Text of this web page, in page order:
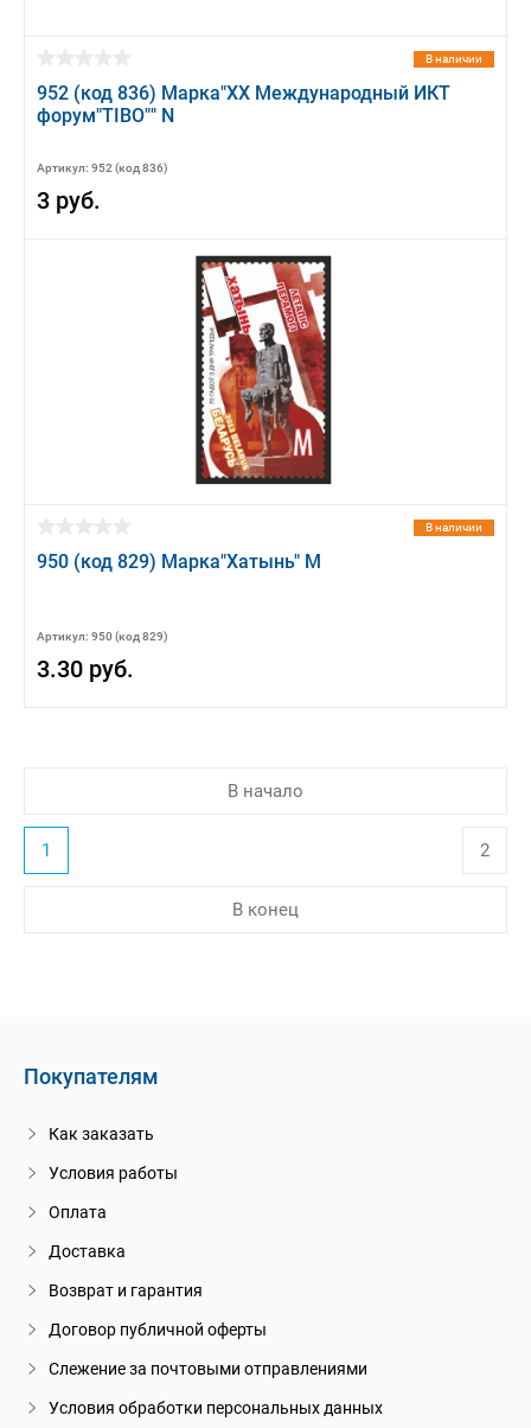
В наличии
952 (код 836) Марка"ХХ Международный ИКТ
форум"TIBO"" N
Артикул: 952 (код 836)
3 руб.
В наличии
950 (код 829) Марка"Хатынь" М
Артикул: 950 (код 829)
3.30 руб.
В начало
1 2
В конец
Покупателям
Как заказать
Условия работы
Оплата
Доставка
Возврат и гарантия
Договор публичной оферты
Слежение за почтовыми отправлениями
Условия обработки персональных данных